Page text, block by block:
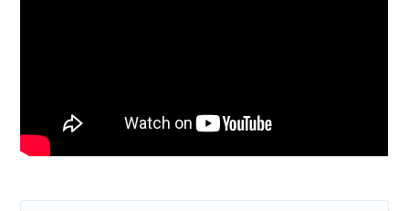
Julia said